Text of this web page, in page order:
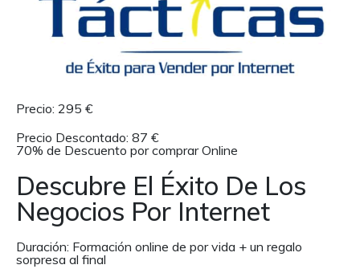
Precio: 295 €
Precio Descontado: 87 €
70% de Descuento por comprar Online
Descubre El Éxito De Los
Negocios Por Internet
Duración: Formación online de por vida + un regalo
sorpresa al final